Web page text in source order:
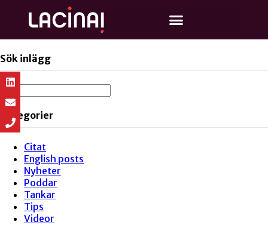
Sök inlägg
Kategorier
Citat
English posts
Nyheter
Poddar
Tankar
Tips
Videor